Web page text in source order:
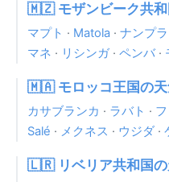
🇲🇿 モザンビーク共和
マプト · Matola · ナンプラ
マネ · リシンガ · ペンバ·
🇲🇦 モロッコ王国の
カサブランカ · ラバト ·
Salé · メクネス · ウジダ ·
🇱🇷 リベリア共和国の